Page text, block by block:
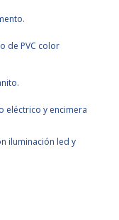
de PVC color
eléctrico y encimera
iluminación led y